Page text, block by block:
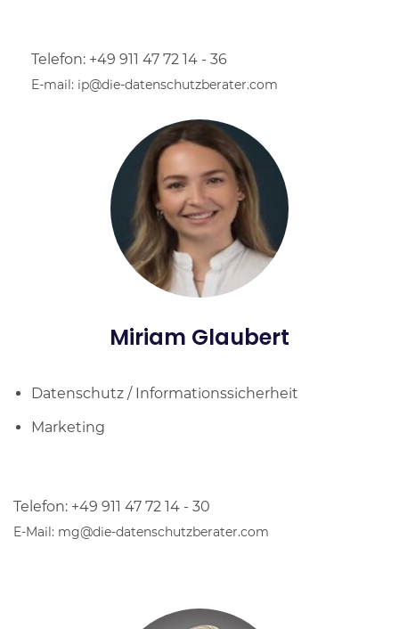
Telefon: +49 911 47 72 14 - 36
E-mail: ip@die-datenschutzberater.com
Miriam Glaubert
Datenschutz / Informationssicherheit
Marketing
Telefon: +49 911 47 72 14 - 30
E-Mail: mg@die-datenschutzberater.com